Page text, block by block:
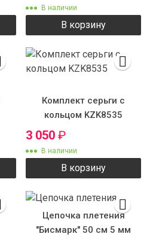
В наличии
В корзину
Комплект серьги с
кольцом KZK8535
3 050 ₽
В наличии
В корзину
Цепочка плетения
"Бисмарк" 50 см 5 мм